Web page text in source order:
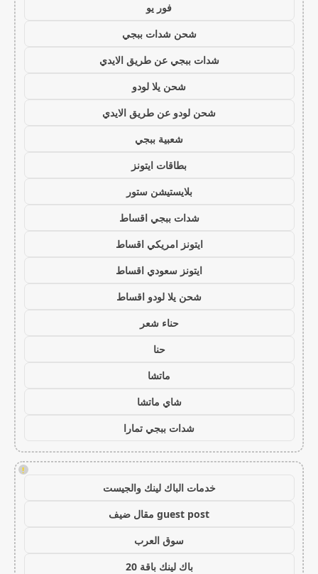
فور يو
شحن شدات ببجي
شدات ببجي عن طريق الايدي
شحن يلا لودو
شحن لودو عن طريق الايدي
شعبية ببجي
بطاقات ايتونز
بلايستيشن ستور
شدات ببجي اقساط
ايتونز امريكي اقساط
ايتونز سعودي اقساط
شحن يلا لودو اقساط
حناء شعر
حنا
ماتشا
شاي ماتشا
شدات ببجي تمارا
!
خدمات الباك لينك والجيست
guest post مقال ضيف
سوق العرب
باك لينك باقة 20